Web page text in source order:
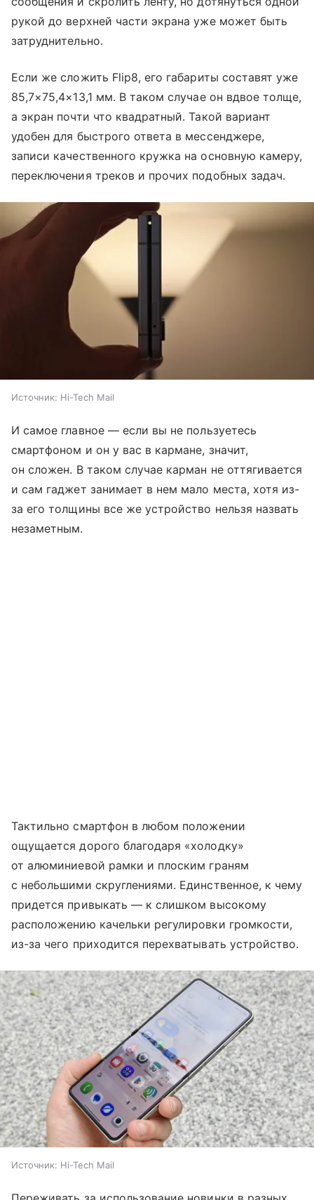
рукой до верхней части экрана уже может быть
затруднительно.
Если же сложить Flip8, его габариты составят уже
85,7×75,4×13,1 мм. В таком случае он вдвое толще,
а экран почти что квадратный. Такой вариант
удобен для быстрого ответа в мессенджере,
записи качественного кружка на основную камеру,
переключения треков и прочих подобных задач.
Источник: Hi-Tech Mail
И самое главное — если вы не пользуетесь
смартфоном и он у вас в кармане, значит,
он сложен. В таком случае карман не оттягивается
и сам гаджет занимает в нем мало места, хотя из-
за его толщины все же устройство нельзя назвать
незаметным.
Тактильно смартфон в любом положении
ощущается дорого благодаря «холодку»
от алюминиевой рамки и плоским граням
с небольшими скруглениями. Единственное, к чему
придется привыкать — к слишком высокому
расположению качельки регулировки громкости,
из-за чего приходится перехватывать устройство.
Источник: Hi-Tech Mail